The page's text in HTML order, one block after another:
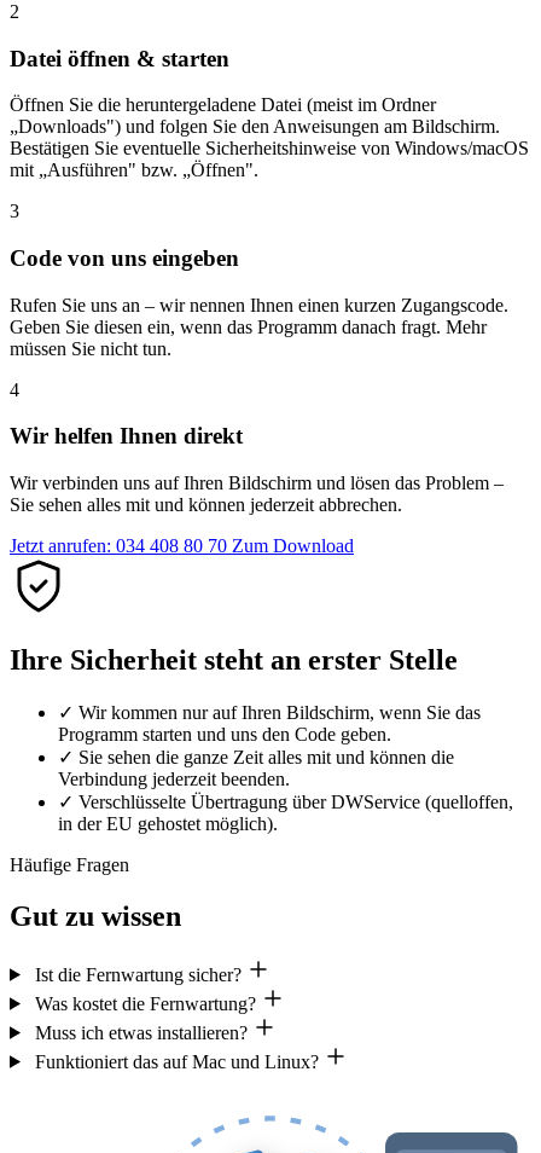
2
Datei öffnen & starten
Öffnen Sie die heruntergeladene Datei (meist im Ordner
„Downloads") und folgen Sie den Anweisungen am Bildschirm.
Bestätigen Sie eventuelle Sicherheitshinweise von Windows/macOS
mit „Ausführen" bzw. „Öffnen".
3
Code von uns eingeben
Rufen Sie uns an – wir nennen Ihnen einen kurzen Zugangscode.
Geben Sie diesen ein, wenn das Programm danach fragt. Mehr
müssen Sie nicht tun.
4
Wir helfen Ihnen direkt
Wir verbinden uns auf Ihren Bildschirm und lösen das Problem –
Sie sehen alles mit und können jederzeit abbrechen.
Jetzt anrufen: 034 408 80 70 Zum Download
Ihre Sicherheit steht an erster Stelle
✓ Wir kommen nur auf Ihren Bildschirm, wenn Sie das
Programm starten und uns den Code geben.
✓ Sie sehen die ganze Zeit alles mit und können die
Verbindung jederzeit beenden.
✓ Verschlüsselte Übertragung über DWService (quelloffen,
in der EU gehostet möglich).
Häufige Fragen
Gut zu wissen
Ist die Fernwartung sicher?
Was kostet die Fernwartung?
Muss ich etwas installieren?
Funktioniert das auf Mac und Linux?